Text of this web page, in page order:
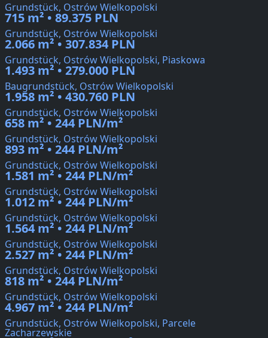
Grundstück, Ostrów Wielkopolski
715 m² • 89.375 PLN
Grundstück, Ostrów Wielkopolski
2.066 m² • 307.834 PLN
Grundstück, Ostrów Wielkopolski, Piaskowa
1.493 m² • 279.000 PLN
Baugrundstück, Ostrów Wielkopolski
1.958 m² • 430.760 PLN
Grundstück, Ostrów Wielkopolski
658 m² • 244 PLN/m²
Grundstück, Ostrów Wielkopolski
893 m² • 244 PLN/m²
Grundstück, Ostrów Wielkopolski
1.581 m² • 244 PLN/m²
Grundstück, Ostrów Wielkopolski
1.012 m² • 244 PLN/m²
Grundstück, Ostrów Wielkopolski
1.564 m² • 244 PLN/m²
Grundstück, Ostrów Wielkopolski
2.527 m² • 244 PLN/m²
Grundstück, Ostrów Wielkopolski
818 m² • 244 PLN/m²
Grundstück, Ostrów Wielkopolski
4.967 m² • 244 PLN/m²
Grundstück, Ostrów Wielkopolski, Parcele
Zacharzewskie